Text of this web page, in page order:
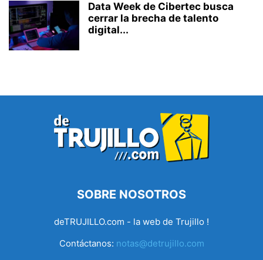
Data Week de Cibertec busca
cerrar la brecha de talento
digital...
SOBRE NOSOTROS
deTRUJILLO.com - la web de Trujillo !
Contáctanos: notas@detrujillo.com